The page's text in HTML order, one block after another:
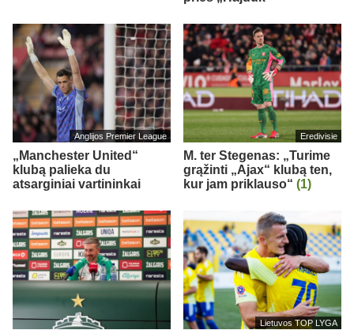
Anglijos Premier League
„Manchester United“
klubą palieka du
atsarginiai vartininkai
Eredivisie
M. ter Stegenas: „Turime
grąžinti „Ajax“ klubą ten,
kur jam priklauso“ (1)
Lietuvos TOP LYGA